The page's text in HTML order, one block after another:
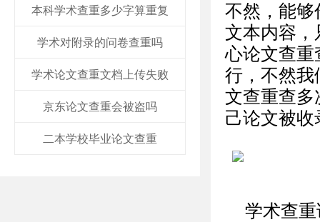
本科学术查重多少字算重复
学术对附录的问卷查重吗
学术论文查重文档上传失败
京东论文查重会被盗吗
二本学校毕业论文查重
不然，能够
文本内容，
心论文查重
行，不然我
文查重查多
己论文被
学术查